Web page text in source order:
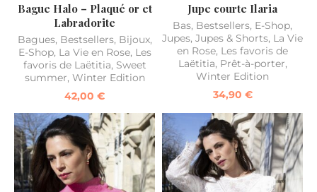
Bague Halo – Plaqué or et
Labradorite
Bagues, Bestsellers, Bijoux,
E-Shop, La Vie en Rose, Les
favoris de Laëtitia, Sweet
summer, Winter Edition
42,00 €
Jupe courte Ilaria
Bas, Bestsellers, E-Shop,
Jupes, Jupes & Shorts, La Vie
en Rose, Les favoris de
Laëtitia, Prêt-à-porter,
Winter Edition
34,90 €